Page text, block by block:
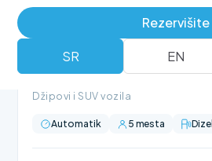
Rezervišite
SR EN
BMW X1 automatik
Džipovi i SUV vozila
Automatik 5 mesta Dizel